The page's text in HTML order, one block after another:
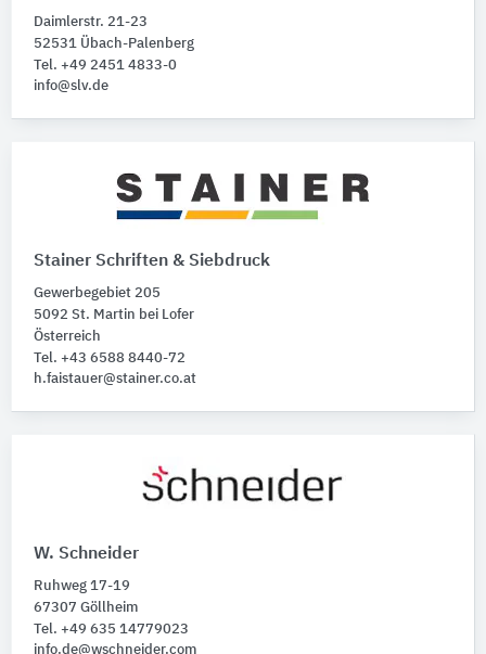
Daimlerstr. 21-23
52531 Übach-Palenberg
Tel. +49 2451 4833-0
info@slv.de
Stainer Schriften & Siebdruck
Gewerbegebiet 205
5092 St. Martin bei Lofer
Österreich
Tel. +43 6588 8440-72
h.faistauer@stainer.co.at
W. Schneider
Ruhweg 17-19
67307 Göllheim
Tel. +49 635 14779023
info.de@wschneider.com